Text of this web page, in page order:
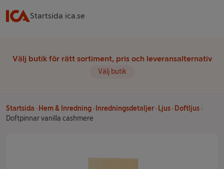
Startsida ica.se
Välj butik för rätt sortiment, pris och leveransalternativ
Välj butik
Startsida Hem & Inredning Inredningsdetaljer Ljus
Doftljus
Doftpinnar vanilla cashmere